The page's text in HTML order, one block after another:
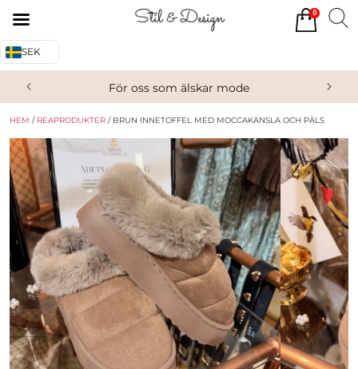
SEK
För oss som älskar mode
HEM / REAPRODUKTER / BRUN INNETOFFEL MED MOCCAKÄNSLA OCH PÄLS
0
Alla produkter
Accessoarer
Skor/Stövlar
Om oss